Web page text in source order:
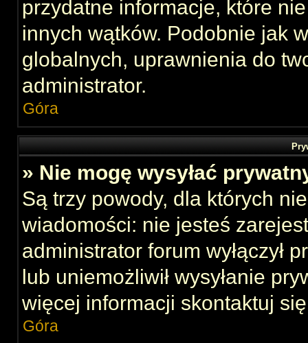
przydatne informacje, które
innych wątków. Podobnie jak
globalnych, uprawnienia do
administrator.
Góra
» Nie mogę wysyłać
Są trzy powody, dla których
wiadomości: nie jesteś
administrator forum wyłączył
lub uniemożliwił wysyłanie
więcej informacji skontaktuj
Góra